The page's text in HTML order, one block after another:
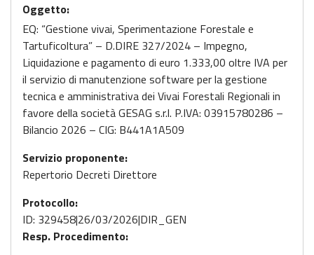
Oggetto:
EQ: “Gestione vivai, Sperimentazione Forestale e
Tartuficoltura” – D.DIRE 327/2024 – Impegno,
Liquidazione e pagamento di euro 1.333,00 oltre IVA per
il servizio di manutenzione software per la gestione
tecnica e amministrativa dei Vivai Forestali Regionali in
favore della società GESAG s.r.l. P.IVA: 03915780286 –
Bilancio 2026 – CIG: B441A1A509
Servizio proponente:
Repertorio Decreti Direttore
Protocollo:
ID: 329458|26/03/2026|DIR_GEN
Resp. Procedimento: